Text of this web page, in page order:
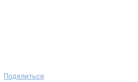
Поделиться